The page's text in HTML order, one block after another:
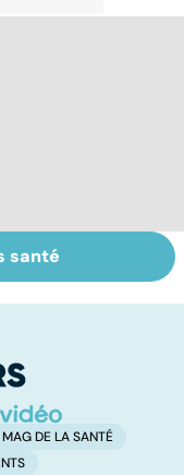
une
santé
MAG DE LA SANTÉ